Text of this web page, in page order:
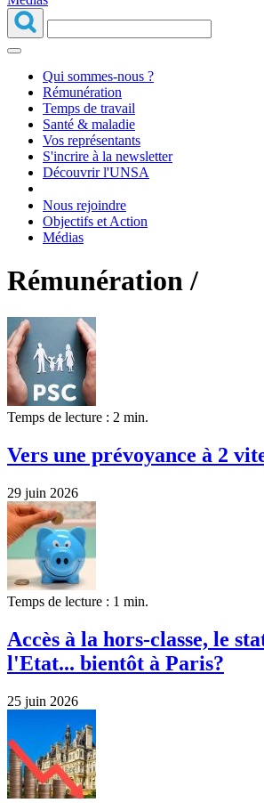
Qui sommes-nous ?
Rémunération
Temps de travail
Santé & maladie
Vos représentants
S'incrire à la newsletter
Découvrir l'UNSA
Nous rejoindre
Objectifs et Action
Médias
Rémunération /
Temps de lecture : 2 min.
Vers une prévoyance à 2
29 juin 2026
Temps de lecture : 1 min.
Accès à la hors-classe, le
l'Etat... bientôt à Paris?
25 juin 2026